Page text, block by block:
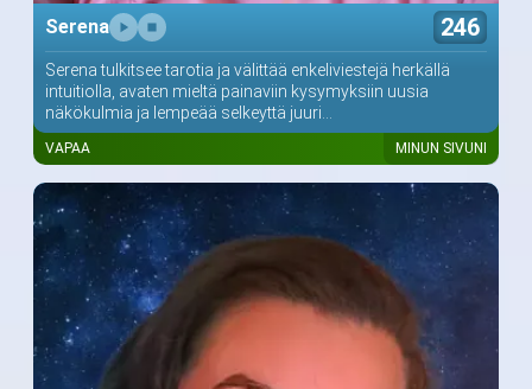
Serena 246
Serena tulkitsee tarotia ja välittää enkeliviestejä herkällä
intuitiolla, avaten mieltä painaviin kysymyksiin uusia
näkökulmia ja lempeää selkeyttä juuri...
VAPAA MINUN SIVUNI